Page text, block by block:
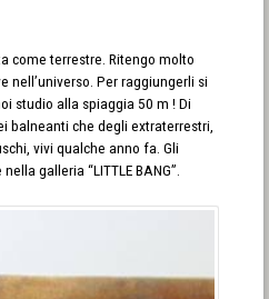
come terrestre. Ritengo molto
nell’universo. Per raggiungerli si
studio alla spiaggia 50 m ! Di
balneanti che degli extraterrestri,
vivi qualche anno fa. Gli
galleria “LITTLE BANG”.